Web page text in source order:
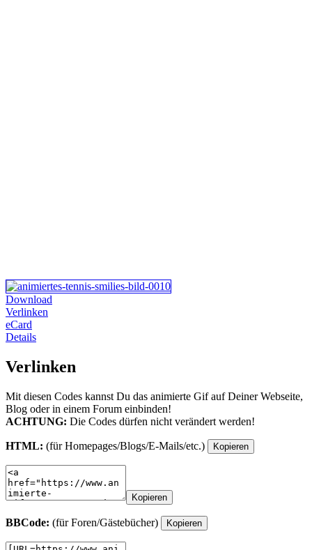
Download
Verlinken
eCard
Details
Verlinken
Mit diesen Codes kannst Du das animierte Gif auf Deiner Webseite,
Blog oder in einem Forum einbinden!
ACHTUNG: Die Codes dürfen nicht verändert werden!
HTML: (für Homepages/Blogs/E-Mails/etc.) Kopieren
Kopieren
BBCode: (für Foren/Gästebücher) Kopieren